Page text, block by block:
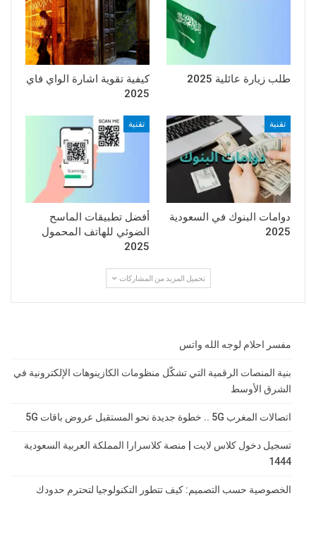
طلب زيارة عائلية 2025
كيفية تقوية اشارة الواي فاي
2025
تقنية
دوامات البنوك في السعودية
2025
تقنية
أفضل تطبيقات الماسح
الضوئي للهاتف المحمول
2025
تحميل المزيد من المشاركات
مفسر احلام لوجه الله واتس
بنية المنصات الرقمية التي تشكّل منظومات الكازينوهات الإلكترونية في
الشرق الأوسط
اتصالات المغرب 5G .. خطوة جديدة نحو المستقبل عروض باقات 5G
تسجيل دخول كلاس لايت | منصة كلاسرارا المملكة العربية السعودية
1444
الخصوصية حسب التصميم: كيف تتطور التكنولوجيا لتحترم حدودك